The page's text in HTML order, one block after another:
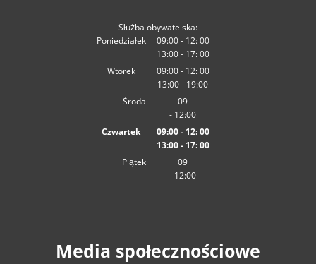
Służba obywatelska:
Poniedziałek
09:00- 12:00
Od
09:00 do 12:00
13:00- 17:00
Od 13:00 do 17:00
Wtorek 09:00- 12:00
Od
09:00 do 12:00
13:00- 19:00
Od 13:00 do 19:00
Środa
09
:00
- 12:00
Od 09:00 do 12:00
Czwartek 09:00- 12:00
Od
09:00 do 12:00
13:00- 17:00
Od 13:00 do 17:00
Piątek
09
:00
- 12:00
Media społecznościowe